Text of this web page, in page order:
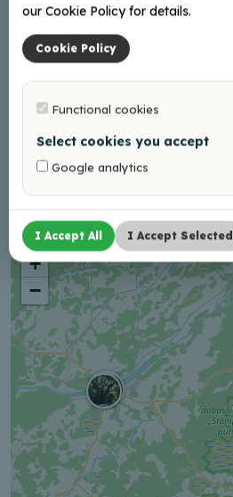
suurim tuulekellade
ansambel
+
−
our Cookie Policy for details.
Cookie Policy
Functional cookies
Select cookies you accept
Google analytics
I Accept All I Accept Selected